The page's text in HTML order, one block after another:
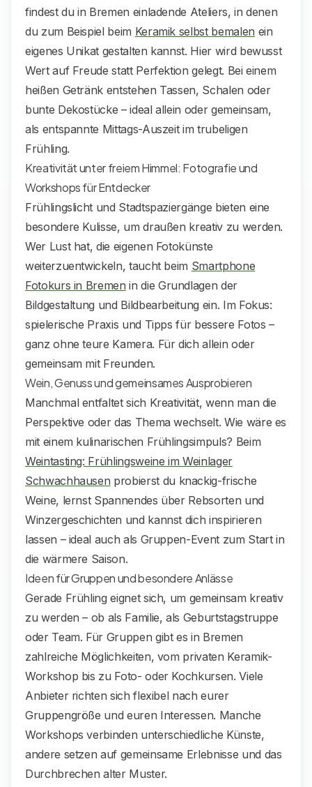
findest du in Bremen einladende Ateliers, in denen
du zum Beispiel beim Keramik selbst bemalen ein
eigenes Unikat gestalten kannst. Hier wird bewusst
Wert auf Freude statt Perfektion gelegt. Bei einem
heißen Getränk entstehen Tassen, Schalen oder
bunte Dekostücke – ideal allein oder gemeinsam,
als entspannte Mittags-Auszeit im trubeligen
Frühling.
Kreativität unter freiem Himmel: Fotografie und
Workshops für Entdecker
Frühlingslicht und Stadtspaziergänge bieten eine
besondere Kulisse, um draußen kreativ zu werden.
Wer Lust hat, die eigenen Fotokünste
weiterzuentwickeln, taucht beim Smartphone
Fotokurs in Bremen in die Grundlagen der
Bildgestaltung und Bildbearbeitung ein. Im Fokus:
spielerische Praxis und Tipps für bessere Fotos –
ganz ohne teure Kamera. Für dich allein oder
gemeinsam mit Freunden.
Wein, Genuss und gemeinsames Ausprobieren
Manchmal entfaltet sich Kreativität, wenn man die
Perspektive oder das Thema wechselt. Wie wäre es
mit einem kulinarischen Frühlingsimpuls? Beim
Weintasting: Frühlingsweine im Weinlager
Schwachhausen probierst du knackig-frische
Weine, lernst Spannendes über Rebsorten und
Winzergeschichten und kannst dich inspirieren
lassen – ideal auch als Gruppen-Event zum Start in
die wärmere Saison.
Ideen für Gruppen und besondere Anlässe
Gerade Frühling eignet sich, um gemeinsam kreativ
zu werden – ob als Familie, als Geburtstagstruppe
oder Team. Für Gruppen gibt es in Bremen
zahlreiche Möglichkeiten, vom privaten Keramik-
Workshop bis zu Foto- oder Kochkursen. Viele
Anbieter richten sich flexibel nach eurer
Gruppengröße und euren Interessen. Manche
Workshops verbinden unterschiedliche Künste,
andere setzen auf gemeinsame Erlebnisse und das
Durchbrechen alter Muster.